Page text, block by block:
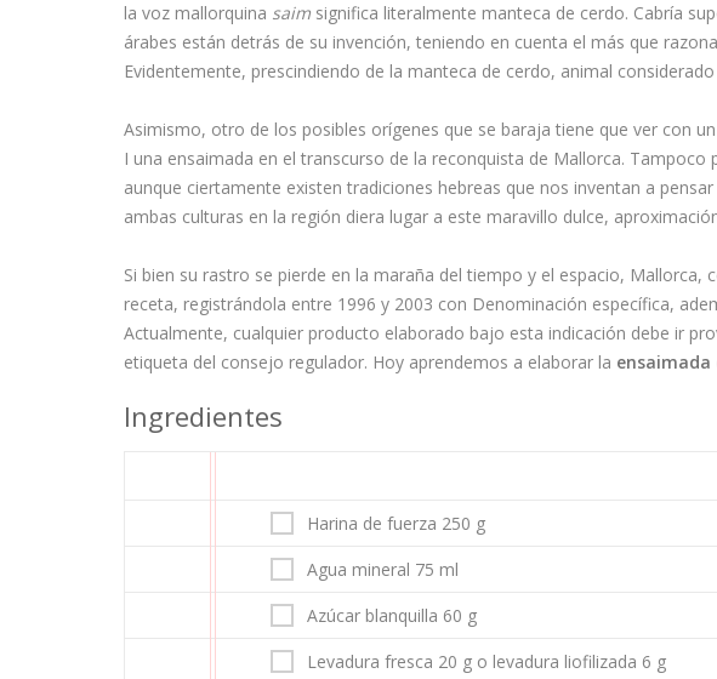
la voz mallorquina saim significa literalmente manteca de cerdo. Cabría
árabes están detrás de su invención, teniendo en cuenta el más que
Evidentemente, prescindiendo de la manteca de cerdo, animal
Asimismo, otro de los posibles orígenes que se baraja tiene que ver con
I una ensaimada en el transcurso de la reconquista de Mallorca.
aunque ciertamente existen tradiciones hebreas que nos inventan a
ambas culturas en la región diera lugar a este maravillo dulce,
Si bien su rastro se pierde en la maraña del tiempo y el espacio,
receta, registrándola entre 1996 y 2003 con Denominación específica,
Actualmente, cualquier producto elaborado bajo esta indicación debe ir
etiqueta del consejo regulador. Hoy aprendemos a elaborar la ensaimada
Ingredientes
Harina de fuerza 250 g
Agua mineral 75 ml
Azúcar blanquilla 60 g
Levadura fresca 20 g o levadura liofilizada 6 g